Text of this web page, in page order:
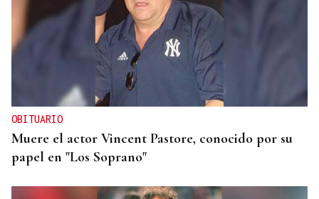
OBITUARIO
Muere el actor Vincent Pastore, conocido por su
papel en "Los Soprano"